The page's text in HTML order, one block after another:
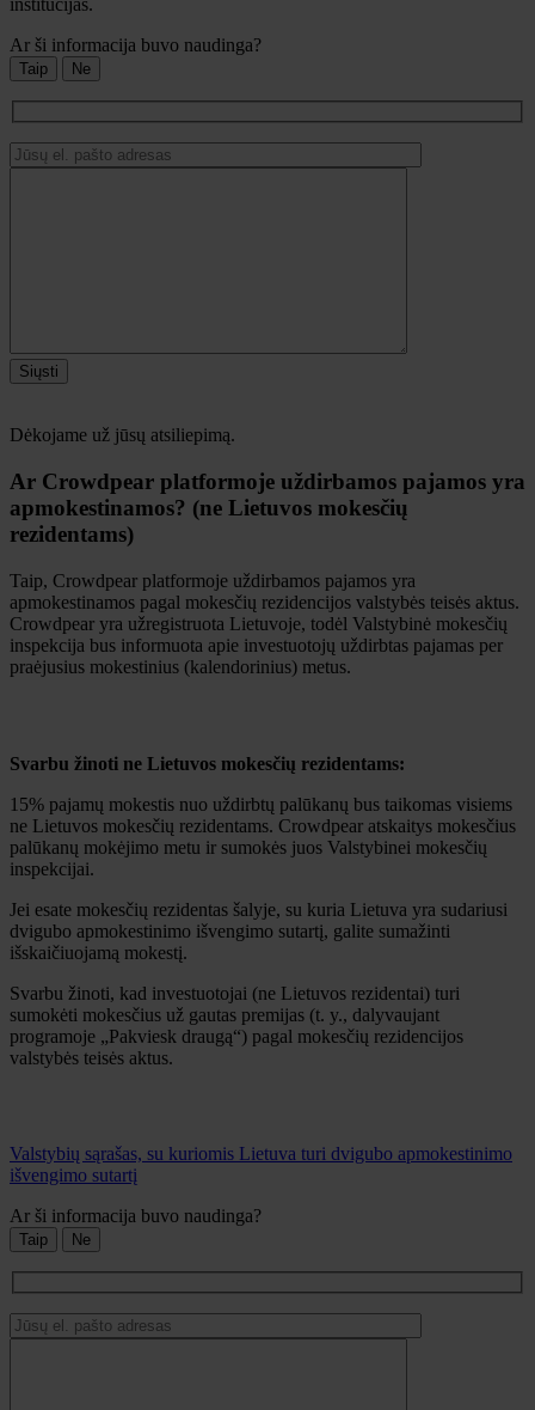
Ar ši informacija buvo naudinga?
Taip Ne
Siųsti
Dėkojame už jūsų atsiliepimą.
Ar Crowdpear platformoje uždirbamos pajamos yra
apmokestinamos? (ne Lietuvos mokesčių
rezidentams)
Taip, Crowdpear platformoje uždirbamos pajamos yra
apmokestinamos pagal mokesčių rezidencijos valstybės teisės aktus.
Crowdpear yra užregistruota Lietuvoje, todėl Valstybinė mokesčių
inspekcija bus informuota apie investuotojų uždirbtas pajamas per
praėjusius mokestinius (kalendorinius) metus.
Svarbu žinoti ne Lietuvos mokesčių rezidentams:
15% pajamų mokestis nuo uždirbtų palūkanų bus taikomas visiems
ne Lietuvos mokesčių rezidentams. Crowdpear atskaitys mokesčius
palūkanų mokėjimo metu ir sumokės juos Valstybinei mokesčių
inspekcijai.
Jei esate mokesčių rezidentas šalyje, su kuria Lietuva yra sudariusi
dvigubo apmokestinimo išvengimo sutartį, galite sumažinti
išskaičiuojamą mokestį.
Svarbu žinoti, kad investuotojai (ne Lietuvos rezidentai) turi
sumokėti mokesčius už gautas premijas (t. y., dalyvaujant
programoje „Pakviesk draugą“) pagal mokesčių rezidencijos
valstybės teisės aktus.
Valstybių sąrašas, su kuriomis Lietuva turi dvigubo apmokestinimo
išvengimo sutartį
Ar ši informacija buvo naudinga?
Taip Ne